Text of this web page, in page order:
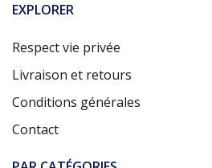
EXPLORER
Respect vie privée
Livraison et retours
Conditions générales
Contact